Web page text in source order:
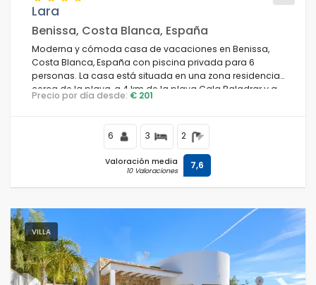
Categorías adicionales
Lara
Benissa, Costa Blanca, España
Moderna y cómoda casa de vacaciones en Benissa,
Costa Blanca, España con piscina privada para 6
personas. La casa está situada en una zona residencial
cerca de la playa, a 4 km de la playa Cala Baladrar y a
4 km de Moraira.
Precio por día desde: € 201
6 3 2
Valoración media
10 Valoraciones 7,6
VILLA